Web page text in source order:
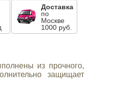
Доставка
по
Москве
1000 руб.
из прочного,
защищает